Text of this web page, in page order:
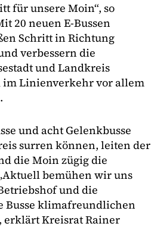
für unsere Moin“, so
20 neuen E-Bussen
Schritt in Richtung
verbessern die
und Landkreis
im Linienverkehr vor allem
und acht Gelenkbusse
surren können, leiten der
die Moin zügig die
bemühen wir uns
und die
Busse klimafreundlichen
erklärt Kreisrat Rainer